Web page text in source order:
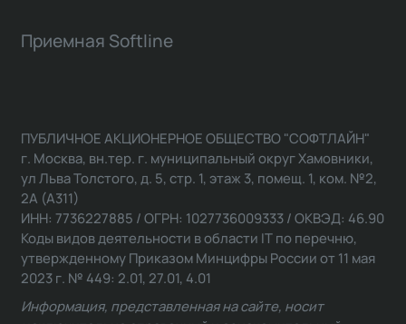
Приемная Softline
ПУБЛИЧНОЕ АКЦИОНЕРНОЕ ОБЩЕСТВО "СОФТЛАЙН"
г. Москва, вн.тер. г. муниципальный округ Хамовники,
ул Льва Толстого, д. 5, стр. 1, этаж 3, помещ. 1, ком. №2,
2А (А311)
ИНН: 7736227885 / ОГРН: 1027736009333 / ОКВЭД: 46.90
Коды видов деятельности в области IT по перечню,
утвержденному Приказом Минцифры России от 11 мая
2023 г. № 449: 2.01, 27.01, 4.01
Информация, представленная на сайте, носит